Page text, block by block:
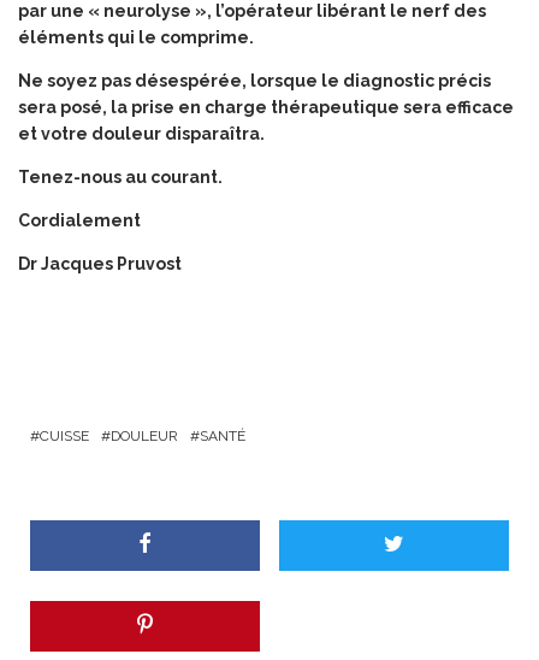
par une « neurolyse », l’opérateur libérant le nerf des
éléments qui le comprime.
Ne soyez pas désespérée, lorsque le diagnostic précis
sera posé, la prise en charge thérapeutique sera efficace
et votre douleur disparaîtra.
Tenez-nous au courant.
Cordialement
Dr Jacques Pruvost
CUISSE DOULEUR SANTÉ